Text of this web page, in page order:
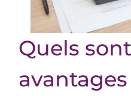
Quels